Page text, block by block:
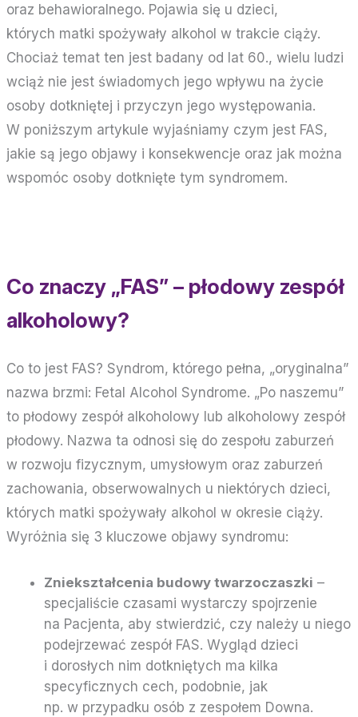
oraz behawioralnego. Pojawia się u dzieci,
których matki spożywały alkohol w trakcie ciąży.
Chociaż temat ten jest badany od lat 60., wielu ludzi
wciąż nie jest świadomych jego wpływu na życie
osoby dotkniętej i przyczyn jego występowania.
W poniższym artykule wyjaśniamy czym jest FAS,
jakie są jego objawy i konsekwencje oraz jak można
wspomóc osoby dotknięte tym syndromem.
Co znaczy „FAS” – płodowy zespół
alkoholowy?
Co to jest FAS? Syndrom, którego pełna, „oryginalna”
nazwa brzmi: Fetal Alcohol Syndrome. „Po naszemu”
to płodowy zespół alkoholowy lub alkoholowy zespół
płodowy. Nazwa ta odnosi się do zespołu zaburzeń
w rozwoju fizycznym, umysłowym oraz zaburzeń
zachowania, obserwowalnych u niektórych dzieci,
których matki spożywały alkohol w okresie ciąży.
Wyróżnia się 3 kluczowe objawy syndromu:
Zniekształcenia budowy twarzoczaszki –
specjaliście czasami wystarczy spojrzenie
na Pacjenta, aby stwierdzić, czy należy u niego
podejrzewać zespół FAS. Wygląd dzieci
i dorosłych nim dotkniętych ma kilka
specyficznych cech, podobnie, jak
np. w przypadku osób z zespołem Downa.